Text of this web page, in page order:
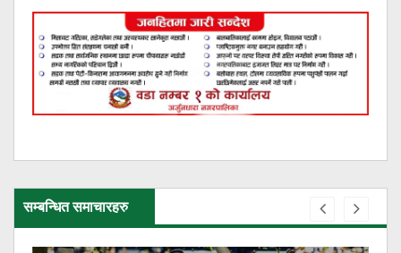
सम्बन्धित समाचारहरु